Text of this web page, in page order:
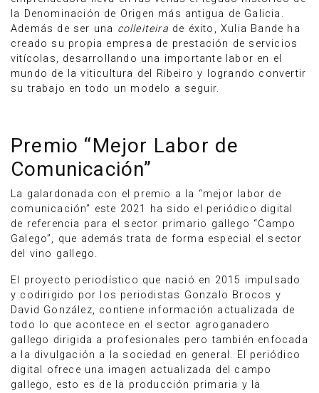
la Denominación de Origen más antigua de Galicia.
Además de ser una colleiteira de éxito, Xulia Bande ha
creado su propia empresa de prestación de servicios
vitícolas, desarrollando una importante labor en el
mundo de la viticultura del Ribeiro y logrando convertir
su trabajo en todo un modelo a seguir.
Premio “Mejor Labor de
Comunicación”
La galardonada con el premio a la “mejor labor de
comunicación” este 2021 ha sido el periódico digital
de referencia para el sector primario gallego “Campo
Galego”, que además trata de forma especial el sector
del vino gallego.
El proyecto periodístico que nació en 2015 impulsado
y codirigido por los periodistas Gonzalo Brocos y
David González, contiene información actualizada de
todo lo que acontece en el sector agroganadero
gallego dirigida a profesionales pero también enfocada
a la divulgación a la sociedad en general. El periódico
digital ofrece una imagen actualizada del campo
gallego, esto es de la producción primaria y la